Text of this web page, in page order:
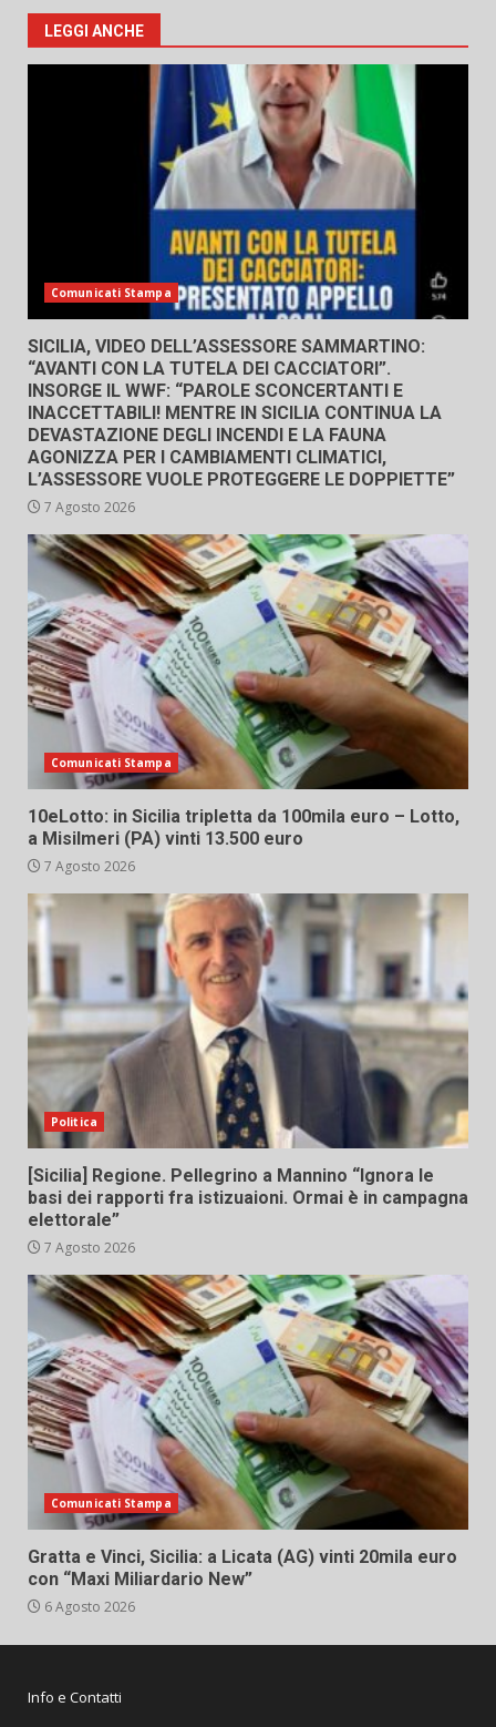
LEGGI ANCHE
Comunicati Stampa
SICILIA, VIDEO DELL’ASSESSORE SAMMARTINO:
“AVANTI CON LA TUTELA DEI CACCIATORI”.
INSORGE IL WWF: “PAROLE SCONCERTANTI E
INACCETTABILI! MENTRE IN SICILIA CONTINUA LA
DEVASTAZIONE DEGLI INCENDI E LA FAUNA
AGONIZZA PER I CAMBIAMENTI CLIMATICI,
L’ASSESSORE VUOLE PROTEGGERE LE DOPPIETTE”
7 Agosto 2026
Comunicati Stampa
10eLotto: in Sicilia tripletta da 100mila euro – Lotto,
a Misilmeri (PA) vinti 13.500 euro
7 Agosto 2026
Politica
[Sicilia] Regione. Pellegrino a Mannino “Ignora le
basi dei rapporti fra istizuaioni. Ormai è in campagna
elettorale”
7 Agosto 2026
Comunicati Stampa
Gratta e Vinci, Sicilia: a Licata (AG) vinti 20mila euro
con “Maxi Miliardario New”
6 Agosto 2026
Info e Contatti